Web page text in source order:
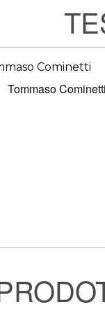
Tommaso Cominetti